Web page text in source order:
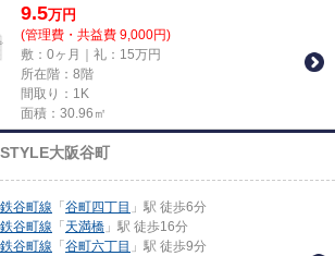
9.5万円
(管理費・共益費 9,000円)
敷：0ヶ月｜礼：15万円
所在階：8階
間取り：1K
面積：30.96㎡
大阪谷町
谷町線 「 谷町四丁目 」駅 徒歩6分
谷町線 「 天満橋 」駅 徒歩16分
谷町線 「 谷町六丁目 」駅 徒歩9分